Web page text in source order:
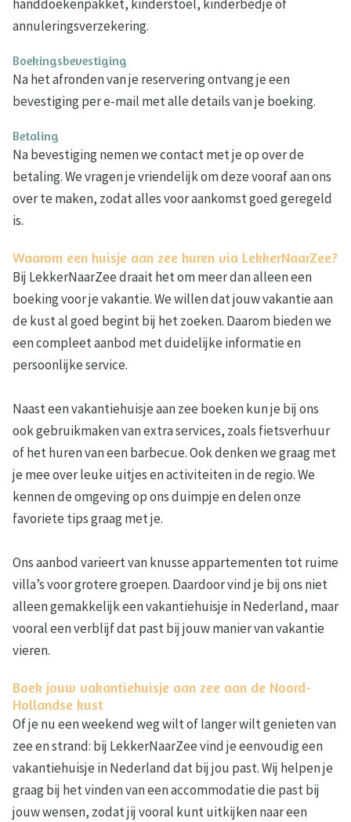
handdoekenpakket, kinderstoel, kinderbedje of
annuleringsverzekering.
Boekingsbevestiging
Na het afronden van je reservering ontvang je een
bevestiging per e-mail met alle details van je boeking.
Betaling
Na bevestiging nemen we contact met je op over de
betaling. We vragen je vriendelijk om deze vooraf aan ons
over te maken, zodat alles voor aankomst goed geregeld
is.
Waarom een huisje aan zee huren via LekkerNaarZee?
Bij LekkerNaarZee draait het om meer dan alleen een
boeking voor je vakantie. We willen dat jouw vakantie aan
de kust al goed begint bij het zoeken. Daarom bieden we
een compleet aanbod met duidelijke informatie en
persoonlijke service.
Naast een vakantiehuisje aan zee boeken kun je bij ons
ook gebruikmaken van extra services, zoals fietsverhuur
of het huren van een barbecue. Ook denken we graag met
je mee over leuke uitjes en activiteiten in de regio. We
kennen de omgeving op ons duimpje en delen onze
favoriete tips graag met je.
Ons aanbod varieert van knusse appartementen tot ruime
villa’s voor grotere groepen. Daardoor vind je bij ons niet
alleen gemakkelijk een vakantiehuisje in Nederland, maar
vooral een verblijf dat past bij jouw manier van vakantie
vieren.
Boek jouw vakantiehuisje aan zee aan de Noord-
Hollandse kust
Of je nu een weekend weg wilt of langer wilt genieten van
zee en strand: bij LekkerNaarZee vind je eenvoudig een
vakantiehuisje in Nederland dat bij jou past. Wij helpen je
graag bij het vinden van een accommodatie die past bij
jouw wensen, zodat jij vooral kunt uitkijken naar een